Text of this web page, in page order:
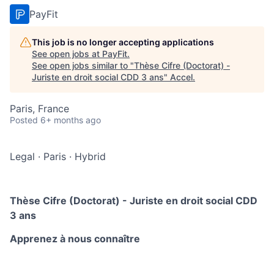
PayFit
This job is no longer accepting applications
See open jobs at PayFit.
See open jobs similar to "Thèse Cifre (Doctorat) -
Juriste en droit social CDD 3 ans" Accel.
Paris, France
Posted 6+ months ago
Legal · Paris · Hybrid
Thèse Cifre (Doctorat) - Juriste en droit social CDD
3 ans
Apprenez à nous connaître